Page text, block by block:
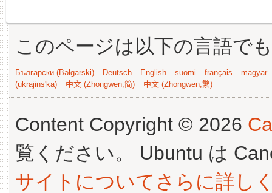
このページは以下の言語で
Български (Bəlgarski) Deutsch English suomi français
magyar
(ukrajins'ka)
中文 (Zhongwen,简) 中文 (Zhongwen,繁)
Content Copyright © 2026
覧ください。 Ubuntu は
サイトについてさらに詳し